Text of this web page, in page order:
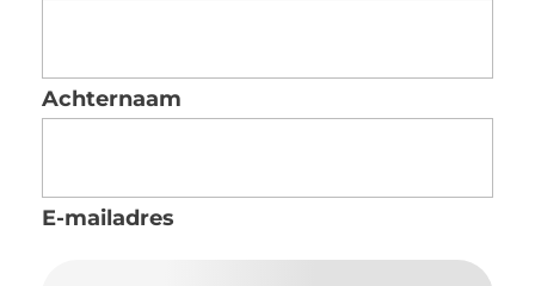
Achternaam
E-mailadres